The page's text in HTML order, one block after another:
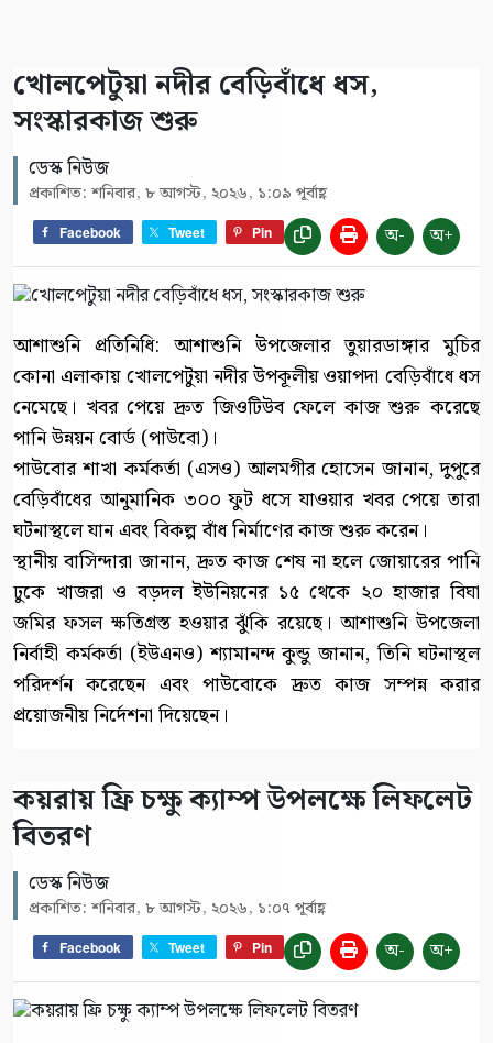
খোলপেটুয়া নদীর বেড়িবাঁধে ধস,
সংস্কারকাজ শুরু
ডেস্ক নিউজ
প্রকাশিত: শনিবার, ৮ আগস্ট, ২০২৬, ১:০৯ পূর্বাহ্ণ
Facebook Tweet Pin অ- অ+
আশাশুনি প্রতিনিধি: আশাশুনি উপজেলার তুয়ারডাঙ্গার মুচির
কোনা এলাকায় খোলপেটুয়া নদীর উপকূলীয় ওয়াপদা বেড়িবাঁধে ধস
নেমেছে। খবর পেয়ে দ্রুত জিওটিউব ফেলে কাজ শুরু করেছে
পানি উন্নয়ন বোর্ড (পাউবো)।
পাউবোর শাখা কর্মকর্তা (এসও) আলমগীর হোসেন জানান, দুপুরে
বেড়িবাঁধের আনুমানিক ৩০০ ফুট ধসে যাওয়ার খবর পেয়ে তারা
ঘটনাস্থলে যান এবং বিকল্প বাঁধ নির্মাণের কাজ শুরু করেন।
স্থানীয় বাসিন্দারা জানান, দ্রুত কাজ শেষ না হলে জোয়ারের পানি
ঢুকে খাজরা ও বড়দল ইউনিয়নের ১৫ থেকে ২০ হাজার বিঘা
জমির ফসল ক্ষতিগ্রস্ত হওয়ার ঝুঁকি রয়েছে। আশাশুনি উপজেলা
নির্বাহী কর্মকর্তা (ইউএনও) শ্যামানন্দ কুন্ডু জানান, তিনি ঘটনাস্থল
পরিদর্শন করেছেন এবং পাউবোকে দ্রুত কাজ সম্পন্ন করার
প্রয়োজনীয় নির্দেশনা দিয়েছেন।
কয়রায় ফ্রি চক্ষু ক্যাম্প উপলক্ষে লিফলেট
বিতরণ
ডেস্ক নিউজ
প্রকাশিত: শনিবার, ৮ আগস্ট, ২০২৬, ১:০৭ পূর্বাহ্ণ
Facebook Tweet Pin অ- অ+